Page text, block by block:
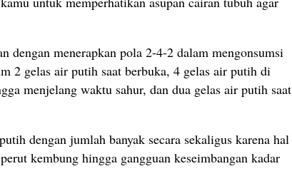
dengan menerapkan pola 2-4-2 dalam mengonsumsi
2 gelas air putih saat berbuka, 4 gelas air putih di
menjelang waktu sahur, dan dua gelas air putih saat
dengan jumlah banyak secara sekaligus karena hal
kembung hingga gangguan keseimbangan kadar